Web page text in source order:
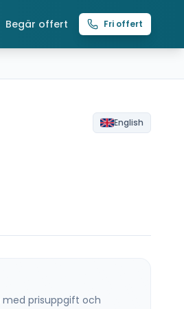
Begär offert Fri offert
English
prisuppgift och